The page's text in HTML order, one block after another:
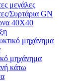
μεγάλες
Συρτάρια GN
40Χ40
μηχάνημα
μηχάνημα
κάτω